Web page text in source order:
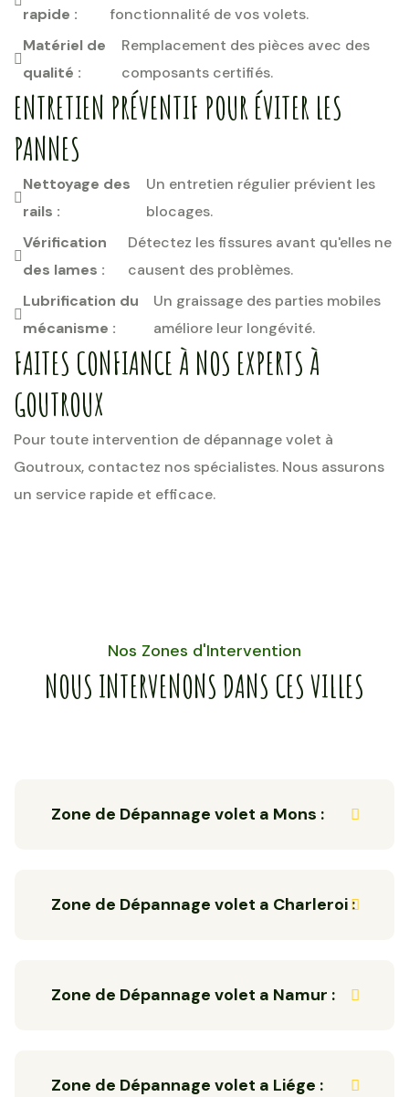
rapide :
fonctionnalité de vos volets.
Matériel de
qualité :
Remplacement des pièces avec des
composants certifiés.
ENTRETIEN PRÉVENTIF POUR ÉVITER LES
PANNES
Nettoyage des
rails :
Un entretien régulier prévient les
blocages.
Vérification
des lames :
Détectez les fissures avant qu'elles ne
causent des problèmes.
Lubrification du
mécanisme :
Un graissage des parties mobiles
améliore leur longévité.
FAITES CONFIANCE À NOS EXPERTS À
GOUTROUX
Pour toute intervention de dépannage volet à
Goutroux, contactez nos spécialistes. Nous assurons
un service rapide et efficace.
Nos Zones d'Intervention
NOUS INTERVENONS DANS CES VILLES
Zone de Dépannage volet a Mons :
Zone de Dépannage volet a Charleroi :
Zone de Dépannage volet a Namur :
Zone de Dépannage volet a Liége :